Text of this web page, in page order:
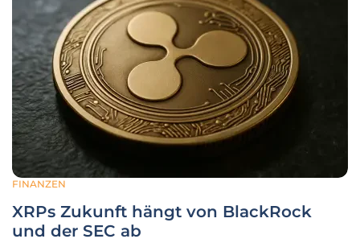
FINANZEN
XRPs Zukunft hängt von BlackRock
und der SEC ab